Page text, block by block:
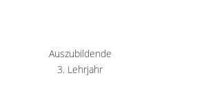
Auszubildende
3. Lehrjahr